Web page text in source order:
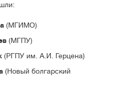
(МГИМО)
(МГПУ)
(РГПУ им. А.И. Герцена)
(Новый болгарский